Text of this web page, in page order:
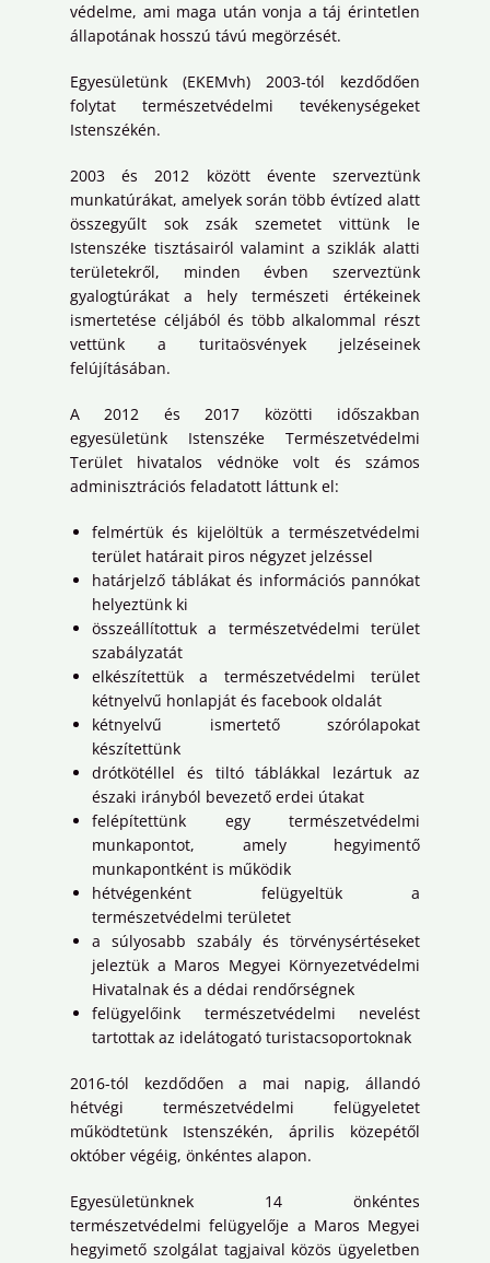
védelme, ami maga után vonja a táj érintetlen
állapotának hosszú távú megörzését.
Egyesületünk (EKEMvh) 2003-tól kezdődően
folytat természetvédelmi tevékenységeket
Istenszékén.
2003 és 2012 között évente szerveztünk
munkatúrákat, amelyek során több évtízed alatt
összegyűlt sok zsák szemetet vittünk le
Istenszéke tisztásairól valamint a sziklák alatti
területekről, minden évben szerveztünk
gyalogtúrákat a hely természeti értékeinek
ismertetése céljából és több alkalommal részt
vettünk a turitaösvények jelzéseinek
felújításában.
A 2012 és 2017 közötti időszakban
egyesületünk Istenszéke Természetvédelmi
Terület hivatalos védnöke volt és számos
adminisztrációs feladatott láttunk el:
felmértük és kijelöltük a természetvédelmi
terület határait piros négyzet jelzéssel
határjelző táblákat és információs pannókat
helyeztünk ki
összeállítottuk a természetvédelmi terület
szabályzatát
elkészítettük a természetvédelmi terület
kétnyelvű honlapját és facebook oldalát
kétnyelvű ismertető szórólapokat
készítettünk
drótkötéllel és tiltó táblákkal lezártuk az
északi irányból bevezető erdei útakat
felépítettünk egy természetvédelmi
munkapontot, amely hegyimentő
munkapontként is működik
hétvégenként felügyeltük a
természetvédelmi területet
a súlyosabb szabály és törvénysértéseket
jeleztük a Maros Megyei Környezetvédelmi
Hivatalnak és a dédai rendőrségnek
felügyelőink természetvédelmi nevelést
tartottak az idelátogató turistacsoportoknak
2016-tól kezdődően a mai napig, állandó
hétvégi természetvédelmi felügyeletet
működtetünk Istenszékén, április közepétől
október végéig, önkéntes alapon.
Egyesületünknek 14 önkéntes
természetvédelmi felügyelője a Maros Megyei
hegyimető szolgálat tagjaival közös ügyeletben